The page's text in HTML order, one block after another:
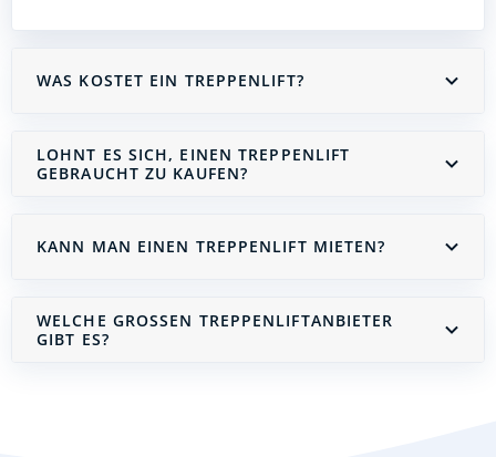
WAS KOSTET EIN TREPPENLIFT?
LOHNT ES SICH, EINEN TREPPENLIFT
GEBRAUCHT ZU KAUFEN?
KANN MAN EINEN TREPPENLIFT MIETEN?
WELCHE GROSSEN TREPPENLIFTANBIETER G
IBT ES?